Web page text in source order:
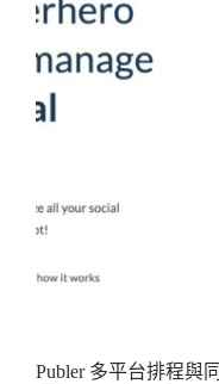
Publer 多平台排程與